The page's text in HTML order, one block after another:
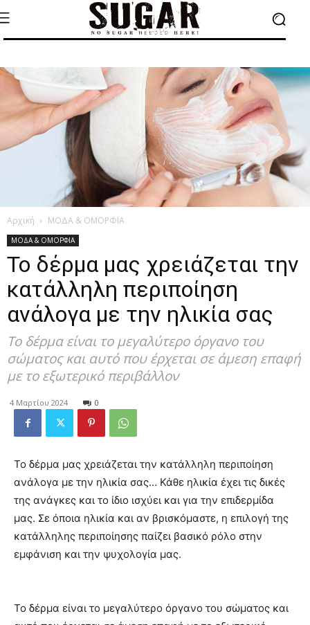
Αρχική ΜΟΔΑ & ΟΜΟΡΦΙΑ
ΜΟΔΑ & ΟΜΟΡΦΙΑ
Το δέρμα μας χρειάζεται την
κατάλληλη περιποίηση
ανάλογα με την ηλικία σας
Το δέρμα είναι το μεγαλύτερο όργανο του
σώματος και αυτό που έρχεται σε άμεση επαφή
με το εξωτερικό περιβάλλον
4 Μαρτίου 2024 0
Το δέρμα μας χρειάζεται την κατάλληλη περιποίηση
ανάλογα με την ηλικία σας… Κάθε ηλικία έχει τις δικές
της ανάγκες και το ίδιο ισχύει και για την επιδερμίδα
μας. Σε όποια ηλικία και αν βρισκόμαστε, η επιλογή της
κατάλληλης περιποίησης παίζει βασικό ρόλο στην
εμφάνιση και την ψυχολογία μας.
Το δέρμα είναι το μεγαλύτερο όργανο του σώματος και